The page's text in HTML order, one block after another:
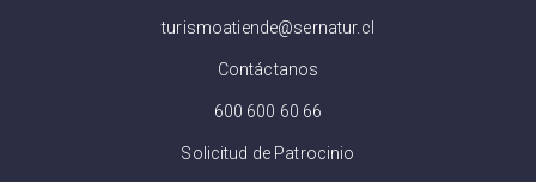
turismoatiende@sernatur.cl
Contáctanos
600 600 60 66
Solicitud de Patrocinio